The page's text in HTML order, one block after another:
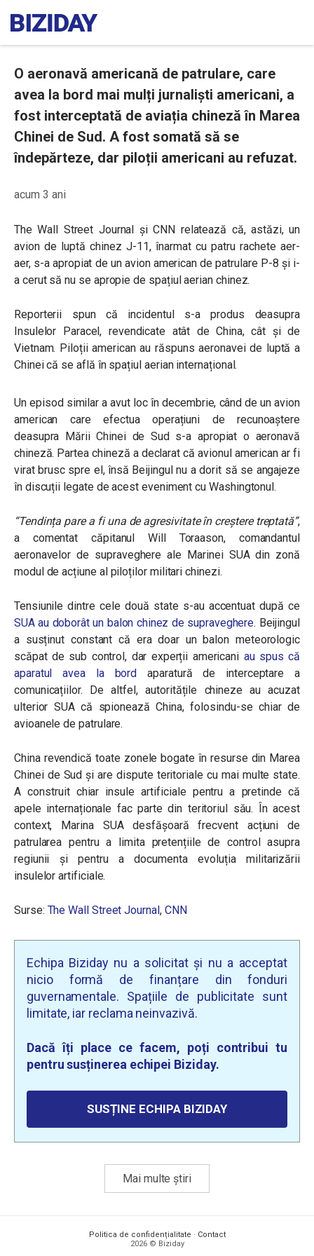
O aeronavă americană de patrulare, care
avea la bord mai mulți jurnaliști americani, a
fost interceptată de aviația chineză în Marea
Chinei de Sud. A fost somată să se
îndepărteze, dar piloții americani au refuzat.
acum 3 ani
The Wall Street Journal și CNN relatează că, astăzi, un
avion de luptă chinez J-11, înarmat cu patru rachete aer-
aer, s-a apropiat de un avion american de patrulare P-8 și i-
a cerut să nu se apropie de spațiul aerian chinez.
Reporterii spun că incidentul s-a produs deasupra
Insulelor Paracel, revendicate atât de China, cât și de
Vietnam. Piloții american au răspuns aeronavei de luptă a
Chinei că se află în spațiul aerian internațional.
Un episod similar a avut loc în decembrie, când de un avion
american care efectua operațiuni de recunoaștere
deasupra Mării Chinei de Sud s-a apropiat o aeronavă
chineză. Partea chineză a declarat că avionul american ar fi
virat brusc spre el, însă Beijingul nu a dorit să se angajeze
în discuții legate de acest eveniment cu Washingtonul.
“Tendința pare a fi una de agresivitate în creștere treptată”,
a comentat căpitanul Will Toraason, comandantul
aeronavelor de supraveghere ale Marinei SUA din zonă
modul de acțiune al piloților militari chinezi.
Tensiunile dintre cele două state s-au accentuat după ce
SUA au doborât un balon chinez de supraveghere. Beijingul
a susținut constant că era doar un balon meteorologic
scăpat de sub control, dar experții americani au spus că
aparatul avea la bordaparatură de interceptare a
comunicațiilor. De altfel, autoritățile chineze au acuzat
ulterior SUA că spionează China, folosindu-se chiar de
avioanele de patrulare.
China revendică toate zonele bogate în resurse din Marea
Chinei de Sud și are dispute teritoriale cu mai multe state.
A construit chiar insule artificiale pentru a pretinde că
apele internaționale fac parte din teritoriul său. În acest
context, Marina SUA desfășoară frecvent acțiuni de
patrularea pentru a limita pretențiile de control asupra
regiunii și pentru a documenta evoluția militarizării
insulelor artificiale.
Surse: The Wall Street Journal, CNN
Echipa Biziday nu a solicitat și nu a acceptat
nicio formă de finanțare din fonduri
guvernamentale. Spațiile de publicitate sunt
limitate, iar reclama neinvazivă.
Dacă îți place ce facem, poți contribui tu
pentru susținerea echipei Biziday.
SUSȚINE ECHIPA BIZIDAY
Mai multe știri
Politica de confidențialitate · Contact
2026 © Biziday